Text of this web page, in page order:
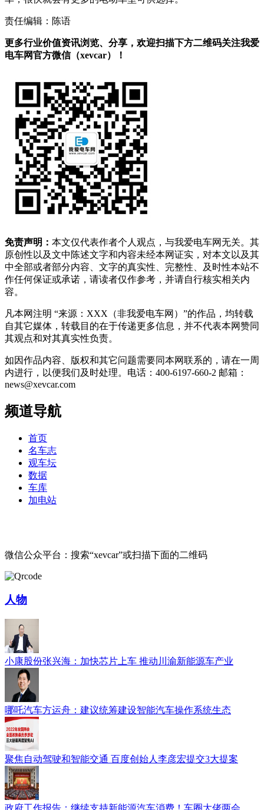
责任编辑：陈语
更多行业价值资讯浏览、分享，欢迎扫描下方二维码关注我爱
电车网官方微信（xevcar）！
免责声明： 本文仅代表作者个人观点，与我爱电车网无关。其
原创性以及文中陈述文字和内容未经本网证实，对本文以及其
中全部或者部分内容、文字的真实性、完整性、及时性本站不
作任何保证或承诺，请读者仅作参考，并请自行核实相关内
容。
凡本网注明 “来源：XXX（非我爱电车网）”的作品，均转载
自其它媒体，转载目的在于传递更多信息，并不代表本网赞同
其观点和对其真实性负责。
如因作品内容、版权和其它问题需要同本网联系的，请在一周
内进行，以便我们及时处理。电话：400-6197-660-2 邮箱：
news@xevcar.com
频道导航
首页
名车志
观车坛
数据
车库
加电站
微信公众平台：搜索“xevcar”或扫描下面的二维码
人物
小康股份张兴海：加快芯片上车 推动川渝新能源车产业
哪吒汽车方运舟：建议统筹建设智能汽车操作系统生态
聚焦自动驾驶和智能交通 百度创始人李彦宏提交3大提案